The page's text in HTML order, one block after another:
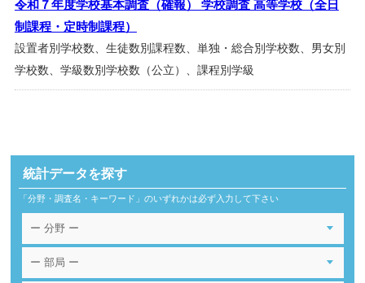
令和７年度学校基本調査（確報） 学校調査 高等学校（全日
制課程・定時制課程）
設置者別学校数、生徒数別課程数、単独・総合別学校数、男女別
学校数、学級数別学校数（公立）、課程別学級
統計データを探す
「分野・調査名・キーワード」のいずれかは必ず入力して下さい